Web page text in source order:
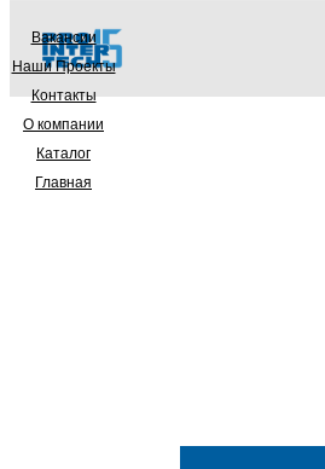
Вакансии
Наши Проекты
Контакты
О компании
Каталог
Главная